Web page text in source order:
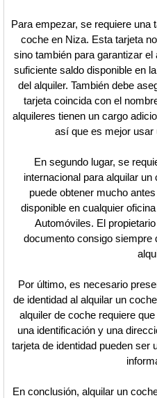
Para empezar, se requiere una
coche en Niza. Esta tarjeta
sino también para garantizar el
suficiente saldo disponible en
del alquiler. También debe
tarjeta coincida con el
alquileres tienen un cargo
así que es mejor usar
En segundo lugar, se
internacional para alquilar
puede obtener mucho
disponible en cualquier
Automóviles. El
documento consigo siempre
Por último, es necesario
de identidad al alquilar un
alquiler de coche requiere
una identificación y una
tarjeta de identidad pueden ser
En conclusión, alquilar un